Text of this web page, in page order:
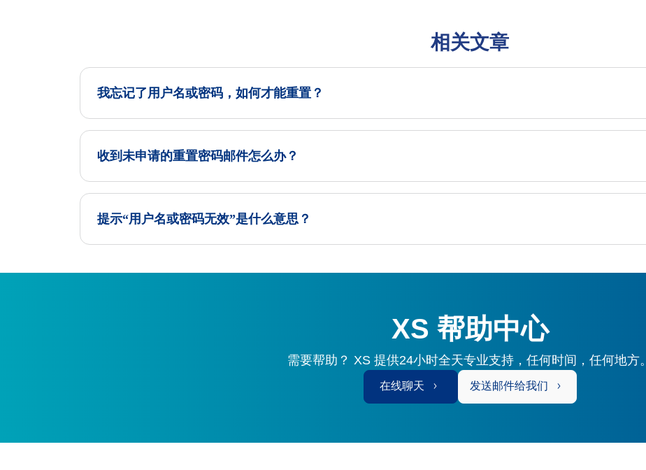
相关文章
我忘记了用户名或密码，如何才能重置？
收到未申请的重置密码邮件怎么办？
提示“用户名或密码无效”是什么意思？
XS 帮助中心
需要帮助？ XS 提供24小时全天专业支持，任何时间，任何地方。
在线聊天 发送邮件给我们